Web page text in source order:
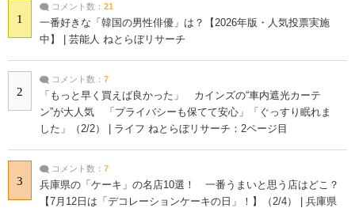
1
コメント数： 21
一番好きな「韓国の男性俳優」は？【2026年版・人気投票実施
中】 | 芸能人 ねとらぼリサーチ
2
コメント数： 7
「もっと早く買えば良かった」 カインズの“車内遮光カーテ
ン”が大人気 「プライバシーも保てて安心」「ぐっすり眠れま
した」（2/2） | ライフ ねとらぼリサーチ：2ページ目
3
コメント数： 7
兵庫県の「ケーキ」の名店10選！ 一番うまいと思う店はどこ？
【7月12日は「デコレーションケーキの日」！】（2/4） | 兵庫県